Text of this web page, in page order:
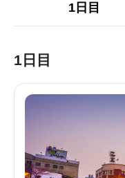
1日目
1日目